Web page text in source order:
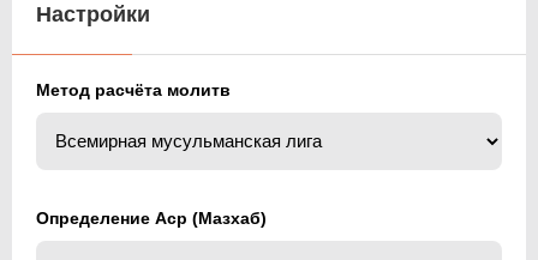
Настройки
Метод расчёта молитв
Определение Аср (Мазхаб)